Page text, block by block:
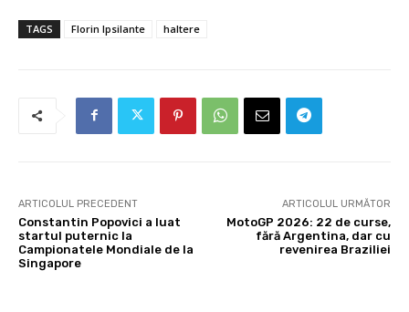
TAGS Florin Ipsilante haltere
ARTICOLUL PRECEDENT
Constantin Popovici a luat
startul puternic la
Campionatele Mondiale de la
Singapore
ARTICOLUL URMĂTOR
MotoGP 2026: 22 de curse,
fără Argentina, dar cu
revenirea Braziliei